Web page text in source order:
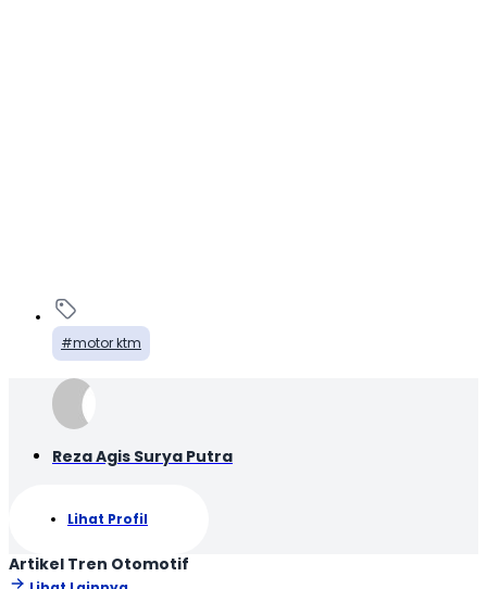
motor ktm
Reza Agis Surya Putra
Lihat Profil
Artikel Tren Otomotif